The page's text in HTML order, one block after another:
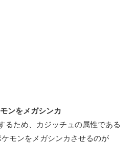
ンをメガシンカ
るため、カジッチュの属性である
モンをメガシンカさせるのが